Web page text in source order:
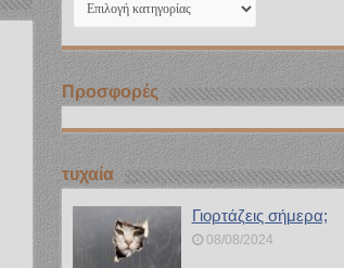
Προσφορές
τυχαία
Γιορτάζεις σήμερα;
08/08/2024